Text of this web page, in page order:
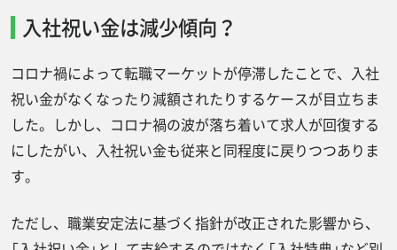
入社祝い金は減少傾向？
コロナ禍によって転職マーケットが停滞したことで、入社
祝い金がなくなったり減額されたりするケースが目立ちま
した。しかし、コロナ禍の波が落ち着いて求人が回復する
にしたがい、入社祝い金も従来と同程度に戻りつつありま
す。
ただし、職業安定法に基づく指針が改正された影響から、